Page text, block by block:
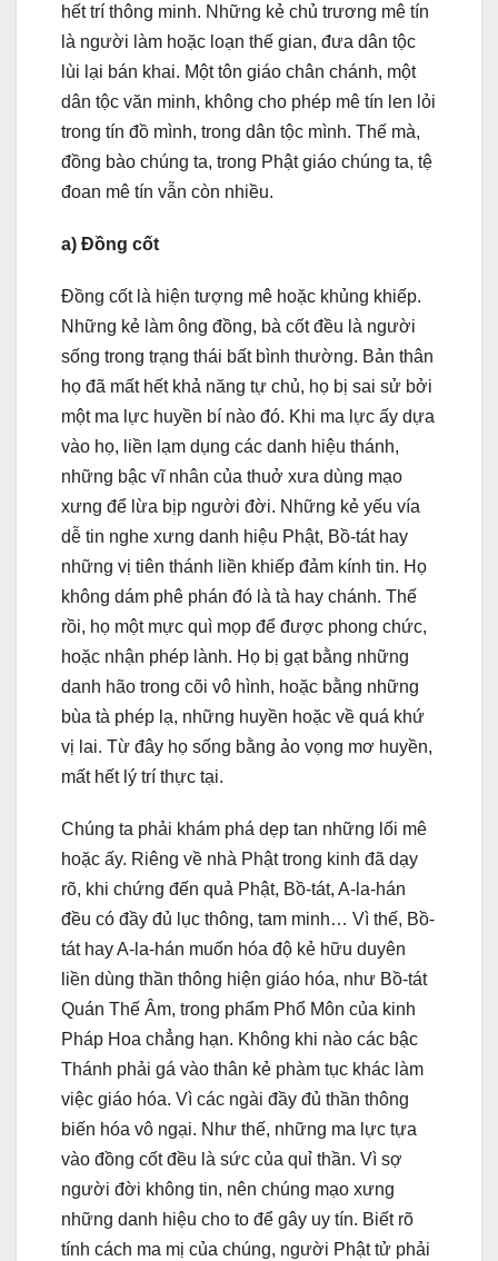
hết trí thông minh. Những kẻ chủ trương mê tín
là người làm hoặc loạn thế gian, đưa dân tộc
lùi lại bán khai. Một tôn giáo chân chánh, một
dân tộc văn minh, không cho phép mê tín len lỏi
trong tín đồ mình, trong dân tộc mình. Thế mà,
đồng bào chúng ta, trong Phật giáo chúng ta, tệ
đoan mê tín vẫn còn nhiều.
a) Đồng cốt
Đồng cốt là hiện tượng mê hoặc khủng khiếp.
Những kẻ làm ông đồng, bà cốt đều là người
sống trong trạng thái bất bình thường. Bản thân
họ đã mất hết khả năng tự chủ, họ bị sai sử bởi
một ma lực huyền bí nào đó. Khi ma lực ấy dựa
vào họ, liền lạm dụng các danh hiệu thánh,
những bậc vĩ nhân của thuở xưa dùng mạo
xưng để lừa bịp người đời. Những kẻ yếu vía
dễ tin nghe xưng danh hiệu Phật, Bồ-tát hay
những vị tiên thánh liền khiếp đảm kính tin. Họ
không dám phê phán đó là tà hay chánh. Thế
rồi, họ một mực quì mọp để được phong chức,
hoặc nhận phép lành. Họ bị gạt bằng những
danh hão trong cõi vô hình, hoặc bằng những
bùa tà phép lạ, những huyền hoặc về quá khứ
vị lai. Từ đây họ sống bằng ảo vọng mơ huyền,
mất hết lý trí thực tại.
Chúng ta phải khám phá dẹp tan những lối mê
hoặc ấy. Riêng về nhà Phật trong kinh đã dạy
rõ, khi chứng đến quả Phật, Bồ-tát, A-la-hán
đều có đầy đủ lục thông, tam minh… Vì thế, Bồ-
tát hay A-la-hán muốn hóa độ kẻ hữu duyên
liền dùng thần thông hiện giáo hóa, như Bồ-tát
Quán Thế Âm, trong phẩm Phổ Môn của kinh
Pháp Hoa chẳng hạn. Không khi nào các bậc
Thánh phải gá vào thân kẻ phàm tục khác làm
việc giáo hóa. Vì các ngài đầy đủ thần thông
biến hóa vô ngại. Như thế, những ma lực tựa
vào đồng cốt đều là sức của quỉ thần. Vì sợ
người đời không tin, nên chúng mạo xưng
những danh hiệu cho to để gây uy tín. Biết rõ
tính cách ma mị của chúng, người Phật tử phải